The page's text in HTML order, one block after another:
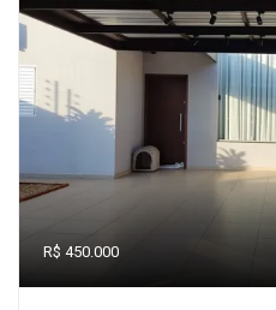
R$ 450.000